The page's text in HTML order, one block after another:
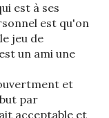
est à ses
est qu'on
jeu de
un ami une
et
par
acceptable et